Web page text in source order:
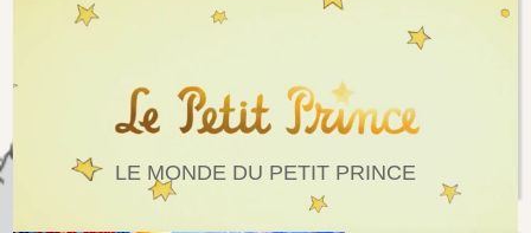
LE MONDE DU PETIT PRINCE